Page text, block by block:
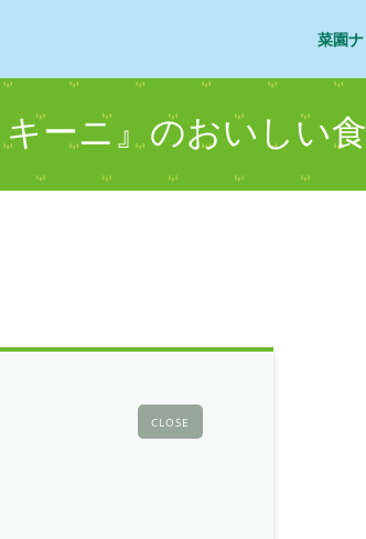
菜園
ーニ』のおいしい
CLOSE